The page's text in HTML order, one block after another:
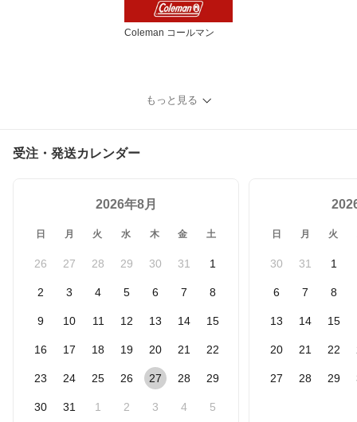
Coleman コールマン
もっと見る
受注・発送カレンダー
2026年8月
日 月 火 水 木 金 土
26 27 28 29 30 31 1
2 3 4 5 6 7 8
9 10 11 12 13 14 15
16 17 18 19 20 21 22
23 24 25 26 27 28 29
30 31 1 2 3 4 5
日 月 火
30 31 1
6 7 8
13 14 15
20 21 22
27 28 29